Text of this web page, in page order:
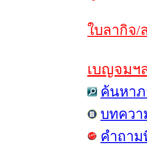
ใบลากิจ/
เบญจมฯ
ค้นหาภ
บทควา
คำถา